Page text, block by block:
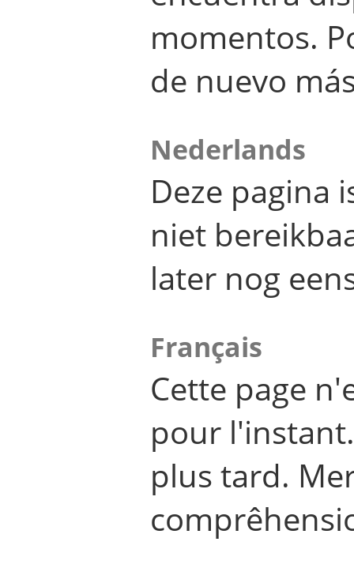
momentos.
de nuevo
Nederlands
Deze pagina
niet
later nog
Français
Cette page
pour
plus tard.